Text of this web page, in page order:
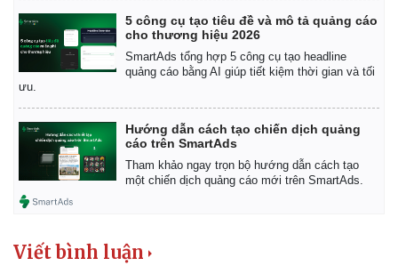
5 công cụ tạo tiêu đề và mô tả quảng cáo
cho thương hiệu 2026
SmartAds tổng hợp 5 công cụ tạo headline
quảng cáo bằng AI giúp tiết kiệm thời gian và tối
ưu.
Hướng dẫn cách tạo chiến dịch quảng
cáo trên SmartAds
Tham khảo ngay trọn bộ hướng dẫn cách tạo
một chiến dịch quảng cáo mới trên SmartAds.
Viết bình luận